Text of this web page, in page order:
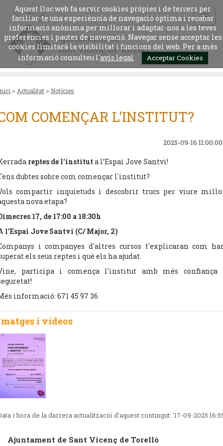
Aquest lloc web fa servir cookies pròpies i de tercers per
faciliar-te una experiència de navegació òptima i recabar
informació anònima per millorar i adaptar-nos a les teves
preferències i pautes de navegació. Navegar sense acceptar les
cookies limitarà la visibilitat i funcions del web. Per a més
informació consulteu l´avis legal. Acceptar Cookies
> Actualitat > Notícies
COMENÇAR L'INSTITUT?
2025-09-16 11:00:00
reptes de l'institut a l’Espai Jove Santvi!
dubtes sobre com començar l'institut?
compartir inquietuds i descobrir trucs per viure
nova etapa?
17, de 17:00 a 18:30h
l'Espai Jove Santvi (C/ Major, 2)
i companyes d'altres cursos t'explicaran com
els seus reptes i què els ha ajudat.
participa i comença l'institut amb més confiança
informació: 671 45 97 36
i vídeos
i hora de la darrera actualització d'aquest contingut: '17-09-2025
Ajuntament de Sant Vicenç de Torelló